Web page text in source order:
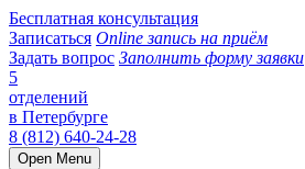
Бесплатная консультация
Записаться Online запись на приём
Задать вопрос Заполнить форму заявки
5
отделений
в Петербурге
8 (812) 640-24-28
Open Menu